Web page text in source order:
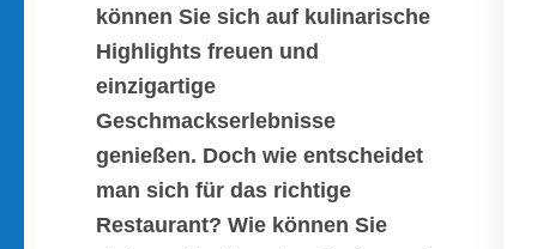
können Sie sich auf kulinarische
Highlights freuen und
einzigartige
Geschmackserlebnisse
genießen. Doch wie entscheidet
man sich für das richtige
Restaurant? Wie können Sie